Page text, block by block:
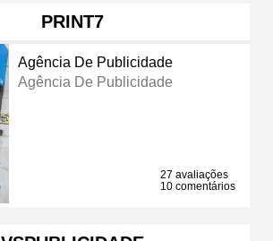
PRINT7
Agência De Publicidade
Agência De Publicidade
27 avaliações
10 comentários